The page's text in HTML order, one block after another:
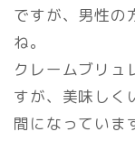
ですが、男性の
ね。
クレームブリュ
すが、美味しく
間になっていま